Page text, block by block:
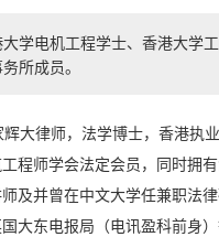
学电机工程学士、香港大学
所成员。
大律师，法学博士，香港执
程师学会法定会员，同时拥
及并曾在中文大学任兼职法
大东电报局（电讯盈科前身